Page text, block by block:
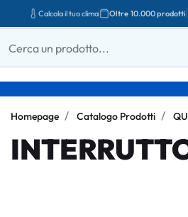
Calcola il tuo clima Oltre 10.000 prodotti
Homepage Catalogo Prodotti